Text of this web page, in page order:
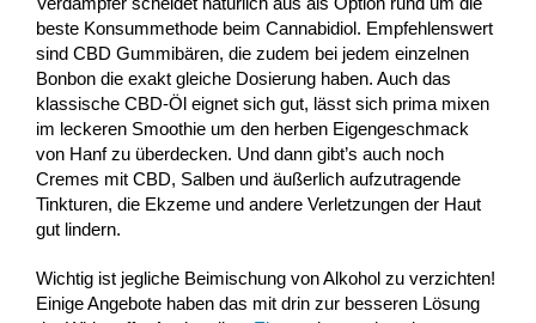
beste Konsummethode beim Cannabidiol. Empfehlenswert
sind CBD Gummibären, die zudem bei jedem einzelnen
Bonbon die exakt gleiche Dosierung haben. Auch das
klassische CBD-Öl eignet sich gut, lässt sich prima mixen
im leckeren Smoothie um den herben Eigengeschmack
von Hanf zu überdecken. Und dann gibt’s auch noch
Cremes mit CBD, Salben und äußerlich aufzutragende
Tinkturen, die Ekzeme und andere Verletzungen der Haut
gut lindern.
Wichtig ist jegliche Beimischung von Alkohol zu verzichten!
Einige Angebote haben das mit drin zur besseren Lösung